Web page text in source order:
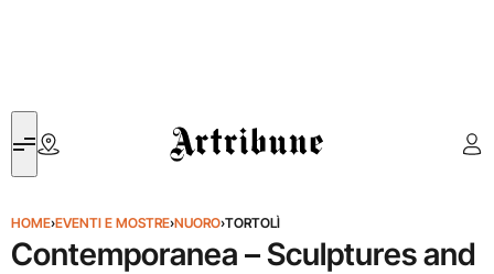
Artribune
HOME›EVENTI E MOSTRE›NUORO›TORTOLÌ
Contemporanea – Sculptures and